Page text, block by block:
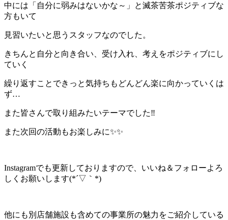
中には「自分に弱みはないかな～」と滅茶苦茶ポジティブな
方もいて
見習いたいと思うスタッフなのでした。
きちんと自分と向き合い、受け入れ、考えをポジティブにし
ていく
繰り返すことできっと気持ちもどんどん楽に向かっていくは
ず…
また皆さんで取り組みたいテーマでした‼️
また次回の活動もお楽しみに✨✨
Instagramでも更新しておりますので、いいね＆フォローよろ
しくお願いします(*´▽｀*)
他にも別店舗施設も含めての事業所の魅力をご紹介している